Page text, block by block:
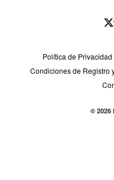
Política de Privacidad
Condiciones de Registro
© 2026